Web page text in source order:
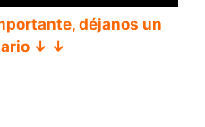
déjanos un
↓ ↓